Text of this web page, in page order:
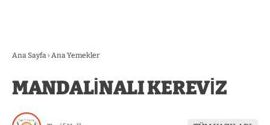
Ana Sayfa › Ana Yemekler
MANDALİNALI KEREVİZ